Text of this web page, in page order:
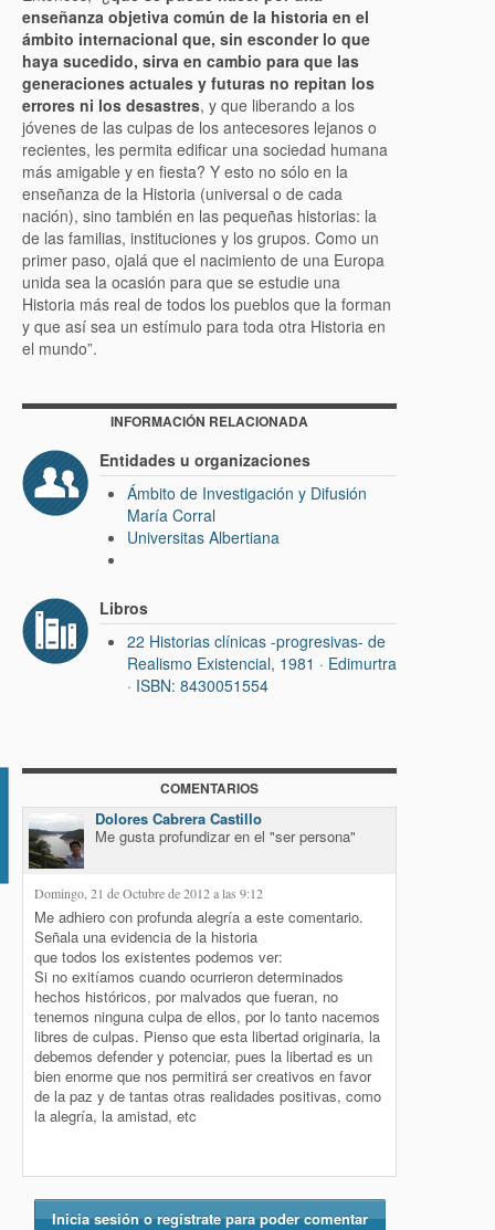
enseñanza objetiva común de la historia en el
ámbito internacional que, sin esconder lo que
haya sucedido, sirva en cambio para que las
generaciones actuales y futuras no repitan los
errores ni los desastres, y que liberando a los
jóvenes de las culpas de los antecesores lejanos o
recientes, les permita edificar una sociedad humana
más amigable y en fiesta? Y esto no sólo en la
enseñanza de la Historia (universal o de cada
nación), sino también en las pequeñas historias: la
de las familias, instituciones y los grupos. Como un
primer paso, ojalá que el nacimiento de una Europa
unida sea la ocasión para que se estudie una
Historia más real de todos los pueblos que la forman
y que así sea un estímulo para toda otra Historia en
el mundo”.
INFORMACIÓN RELACIONADA
Entidades u organizaciones
Ámbito de Investigación y Difusión
María Corral
Universitas Albertiana
Libros
22 Historias clínicas -progresivas- de
Realismo Existencial, 1981 · Edimurtra
· ISBN: 8430051554
COMENTARIOS
Dolores Cabrera Castillo
Me gusta profundizar en el "ser persona"
Domingo, 21 de Octubre de 2012 a las 9:12
Me adhiero con profunda alegría a este comentario.
Señala una evidencia de la historia
que todos los existentes podemos ver:
Si no exitíamos cuando ocurrieron determinados
hechos históricos, por malvados que fueran, no
tenemos ninguna culpa de ellos, por lo tanto nacemos
libres de culpas. Pienso que esta libertad originaria, la
debemos defender y potenciar, pues la libertad es un
bien enorme que nos permitirá ser creativos en favor
de la paz y de tantas otras realidades positivas, como
la alegría, la amistad, etc
Inicia sesión o regístrate para poder comentar